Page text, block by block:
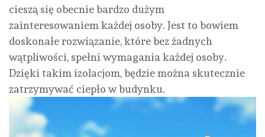
cieszą się obecnie bardzo dużym
zainteresowaniem każdej osoby. Jest to bowiem
doskonałe rozwiązanie, które bez żadnych
wątpliwości, spełni wymagania każdej osoby.
Dzięki takim izolacjom, będzie można skutecznie
zatrzymywać ciepło w budynku.